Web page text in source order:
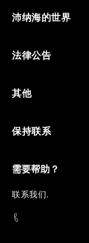
沛纳海的世界
法律公告
其他
保持联系
需要帮助？
联系我们.